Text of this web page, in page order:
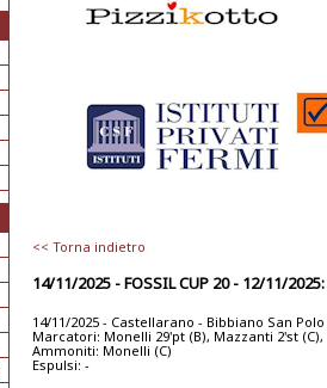
<< Torna indietro
14/11/2025 - FOSSIL CUP 20 - 12/11/
14/11/2025 - Castellarano - Bibbiano San Polo
Marcatori: Monelli 29'pt (B), Mazzanti 2'st
Ammoniti: Monelli (C)
Espulsi: -